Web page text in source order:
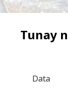
Tunay
Data